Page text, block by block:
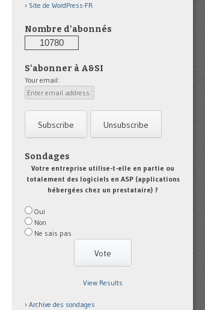
Site de WordPress-FR
Nombre d'abonnés
10780
S'abonner à A&SI
Your email:
Sondages
Votre entreprise utilise-t-elle en partie ou
totalement des logiciels en ASP (applications
hébergées chez un prestataire) ?
Oui
Non
Ne sais pas
View Results
Archive des sondages